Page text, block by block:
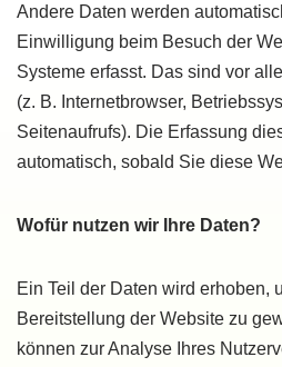
Andere Daten werden
Einwilligung beim Besuch der
Systeme erfasst. Das sind vor
(z. B. Internetbrowser,
Seitenaufrufs). Die Erfassung
automatisch, sobald Sie diese
Wofür nutzen wir Ihre Daten?
Ein Teil der Daten wird erhoben,
Bereitstellung der Website zu
können zur Analyse Ihres